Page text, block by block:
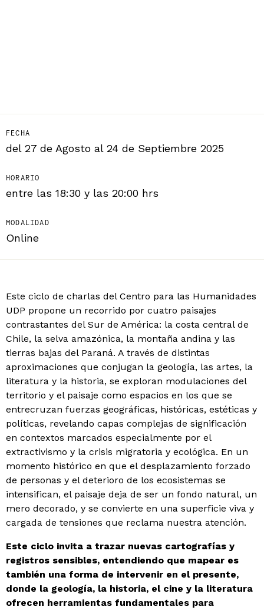
FECHA
del 27 de Agosto al 24 de Septiembre 2025
HORARIO
entre las 18:30 y las 20:00 hrs
MODALIDAD
Online
Este ciclo de charlas del Centro para las Humanidades
UDP propone un recorrido por cuatro paisajes
contrastantes del Sur de América: la costa central de
Chile, la selva amazónica, la montaña andina y las
tierras bajas del Paraná. A través de distintas
aproximaciones que conjugan la geología, las artes, la
literatura y la historia, se exploran modulaciones del
territorio y el paisaje como espacios en los que se
entrecruzan fuerzas geográficas, históricas, estéticas y
políticas, revelando capas complejas de significación
en contextos marcados especialmente por el
extractivismo y la crisis migratoria y ecológica. En un
momento histórico en que el desplazamiento forzado
de personas y el deterioro de los ecosistemas se
intensifican, el paisaje deja de ser un fondo natural, un
mero decorado, y se convierte en una superficie viva y
cargada de tensiones que reclama nuestra atención.
Este ciclo invita a trazar nuevas cartografías y
registros sensibles, entendiendo que mapear es
también una forma de intervenir en el presente,
donde la geología, la historia, el cine y la literatura
ofrecen herramientas fundamentales para